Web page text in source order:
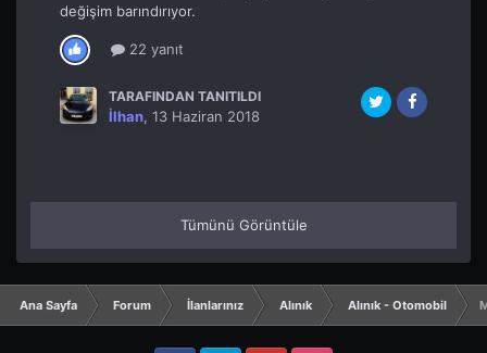
değişim barındırıyor.
22 yanıt
TARAFINDAN TANITILDI
İlhan, 13 Haziran 2018
Tümünü Görüntüle
Ana Sayfa Forum İlanlarınız Alınık Alınık - Otomobil